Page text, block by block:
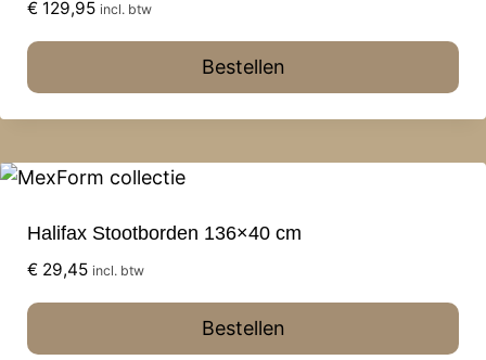
€ 129,95 incl. btw
Bestellen
Halifax Stootborden 136×40 cm
€ 29,45 incl. btw
Bestellen